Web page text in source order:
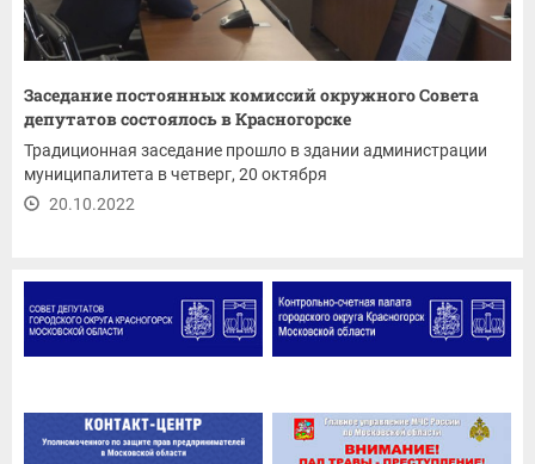
Заседание постоянных комиссий окружного Совета
депутатов состоялось в Красногорске
Традиционная заседание прошло в здании администрации
муниципалитета в четверг, 20 октября
20.10.2022